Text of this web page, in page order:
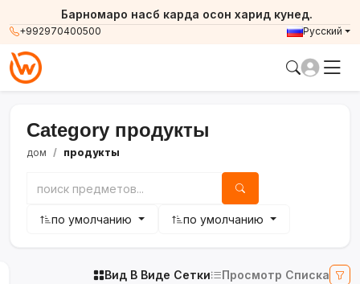
+992970400500
Барномаро насб карда осон харид кунед.
Русский
Category продукты
дом продукты
по умолчанию по умолчанию
Вид В Виде Сетки Просмотр Списка